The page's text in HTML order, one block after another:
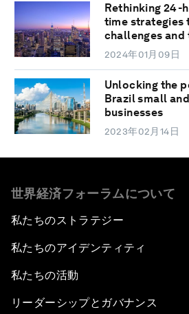
Rethinking 24-
time strategies
challenges and
2024年01月09日
Unlocking the
Brazil small
businesses
2023年02月14日
世界経済フォーラムについて
私たちのストラテジー
私たちのアイデンティティ
私たちの活動
リーダーシップとガバナンス